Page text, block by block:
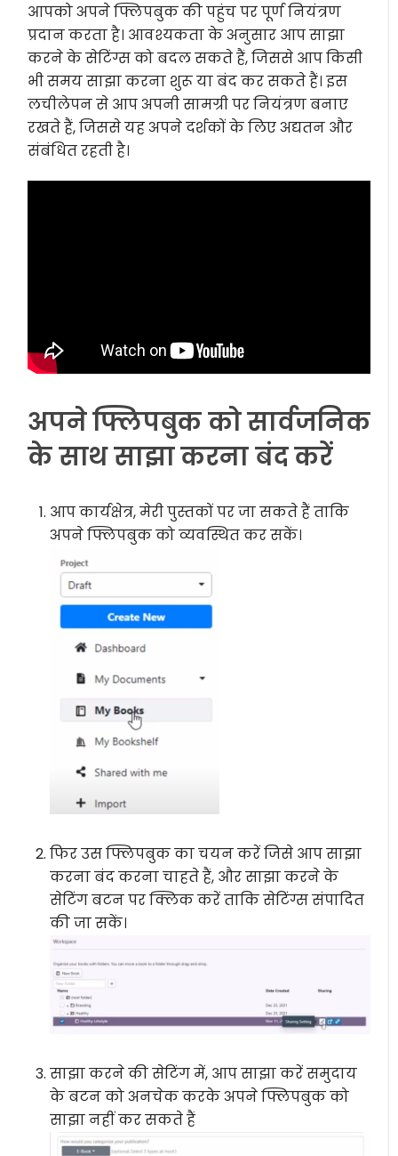
आपको अपने फ्लिपबुक की पहुंच पर पूर्ण नियंत्रण
प्रदान करता है। आवश्यकता के अनुसार आप साझा
करने के सेटिंग्स को बदल सकते हैं, जिससे आप किसी
भी समय साझा करना शुरू या बंद कर सकते हैं। इस
लचीलेपन से आप अपनी सामग्री पर नियंत्रण बनाए
रखते हैं, जिससे यह अपने दर्शकों के लिए अद्यतन और
संबंधित रहती है।
अपने फ्लिपबुक को सार्वजनिक
के साथ साझा करना बंद करें
आप कार्यक्षेत्र, मेरी पुस्तकों पर जा सकते हैं ताकि
अपने फ्लिपबुक को व्यवस्थित कर सकें।
फिर उस फ्लिपबुक का चयन करें जिसे आप साझा
करना बंद करना चाहते हैं, और साझा करने के
सेटिंग बटन पर क्लिक करें ताकि सेटिंग्स संपादित
की जा सकें।
साझा करने की सेटिंग में, आप साझा करें समुदाय
के बटन को अनचेक करके अपने फ्लिपबुक को
साझा नहीं कर सकते हैं